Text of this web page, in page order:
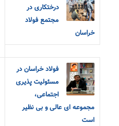
درختکاری در
مجتمع فولاد
خراسان
فولاد خراسان در
مسئولیت پذیری
اجتماعی،
مجموعه ای عالی و بی نظیر
است